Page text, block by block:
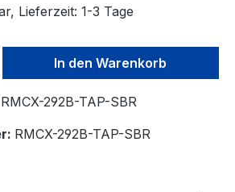
Lieferzeit: 1-3 Tage
Gib den
In den Warenkorb
RMCX-292B-TAP-SBR
RMCX-292B-TAP-SBR